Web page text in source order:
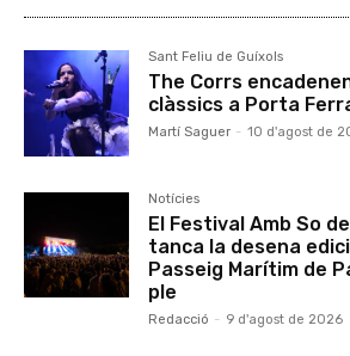
Sant Feliu de Guíxols
The Corrs
clàssics a Porta
Martí Saguer - 10 d'agost de
Notícies
El Festival Amb So
tanca la desena
Passeig Marítim de
ple
Redacció - 9 d'agost de 2026